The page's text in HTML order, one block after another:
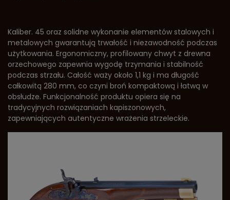
Kaliber. 45 oraz solidne wykonanie elementów stalowych i
metalowych gwarantują trwałość i niezawodność podczas
użytkowania. Ergonomiczny, profilowany chwyt z drewna
orzechowego zapewnia wygodę trzymania i stabilność
podczas strzału. Całość waży około 1,1 kg i ma długość
całkowitą 280 mm, co czyni broń kompaktową i łatwą w
obsłudze. Funkcjonalność produktu opiera się na
tradycyjnych rozwiązaniach kapiszonowych,
zapewniających autentyczne wrażenia strzeleckie.